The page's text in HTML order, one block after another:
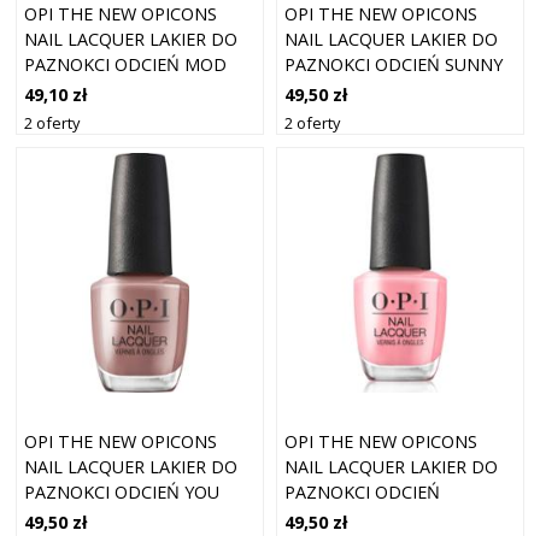
OPI THE NEW OPICONS
NAIL LACQUER LAKIER DO
PAZNOKCI ODCIEŃ MOD
ABOUT ME 15 ML
49,10 zł
2 oferty
OPI THE NEW OPICONS
NAIL LACQUER LAKIER DO
PAZNOKCI ODCIEŃ SUNNY
BUNNY 15 ML
49,50 zł
2 oferty
OPI THE NEW OPICONS
NAIL LACQUER LAKIER DO
PAZNOKCI ODCIEŃ YOU
DON’T KNOW SUZI 15 ML
49,50 zł
OPI THE NEW OPICONS
NAIL LACQUER LAKIER DO
PAZNOKCI ODCIEŃ
BATHTIME BUBBLY 15 ML
49,50 zł